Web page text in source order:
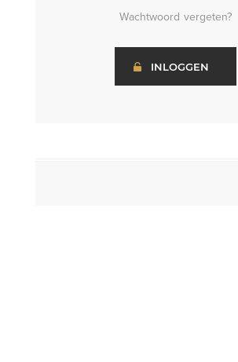
Wachtwoord vergeten?
INLOGGEN